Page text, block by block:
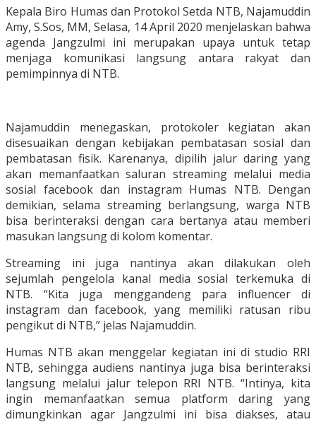
Kepala Biro Humas dan Protokol Setda NTB, Najamuddin
Amy, S.Sos, MM, Selasa, 14 April 2020 menjelaskan bahwa
agenda Jangzulmi ini merupakan upaya untuk tetap
menjaga komunikasi langsung antara rakyat dan
pemimpinnya di NTB.
Najamuddin menegaskan, protokoler kegiatan akan
disesuaikan dengan kebijakan pembatasan sosial dan
pembatasan fisik. Karenanya, dipilih jalur daring yang
akan memanfaatkan saluran streaming melalui media
sosial facebook dan instagram Humas NTB. Dengan
demikian, selama streaming berlangsung, warga NTB
bisa berinteraksi dengan cara bertanya atau memberi
masukan langsung di kolom komentar.
Streaming ini juga nantinya akan dilakukan oleh
sejumlah pengelola kanal media sosial terkemuka di
NTB. “Kita juga menggandeng para influencer di
instagram dan facebook, yang memiliki ratusan ribu
pengikut di NTB,” jelas Najamuddin.
Humas NTB akan menggelar kegiatan ini di studio RRI
NTB, sehingga audiens nantinya juga bisa berinteraksi
langsung melalui jalur telepon RRI NTB. “Intinya, kita
ingin memanfaatkan semua platform daring yang
dimungkinkan agar Jangzulmi ini bisa diakses, atau